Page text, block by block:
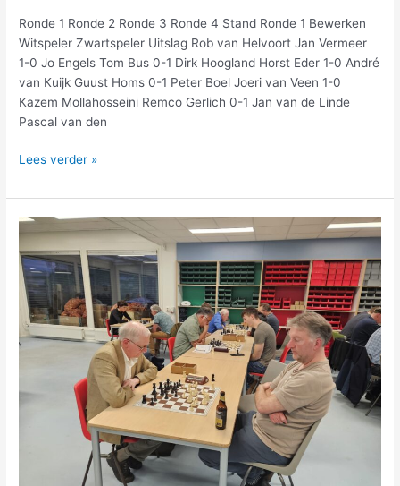
Ronde 1 Ronde 2 Ronde 3 Ronde 4 Stand Ronde 1 Bewerken
Witspeler Zwartspeler Uitslag Rob van Helvoort Jan Vermeer
1-0 Jo Engels Tom Bus 0-1 Dirk Hoogland Horst Eder 1-0 André
van Kuijk Guust Homs 0-1 Peter Boel Joeri van Veen 1-0
Kazem Mollahosseini Remco Gerlich 0-1 Jan van de Linde
Pascal van den
Lees verder »
Uitslagen
eindstand
rapidcompetitie
na
20
ronden